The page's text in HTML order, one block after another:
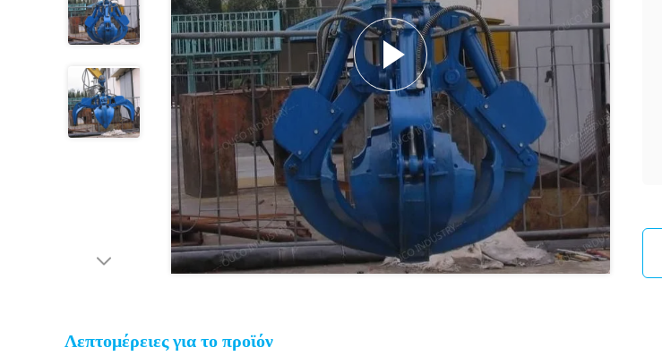
Λεπτομέρειες για το προϊόν